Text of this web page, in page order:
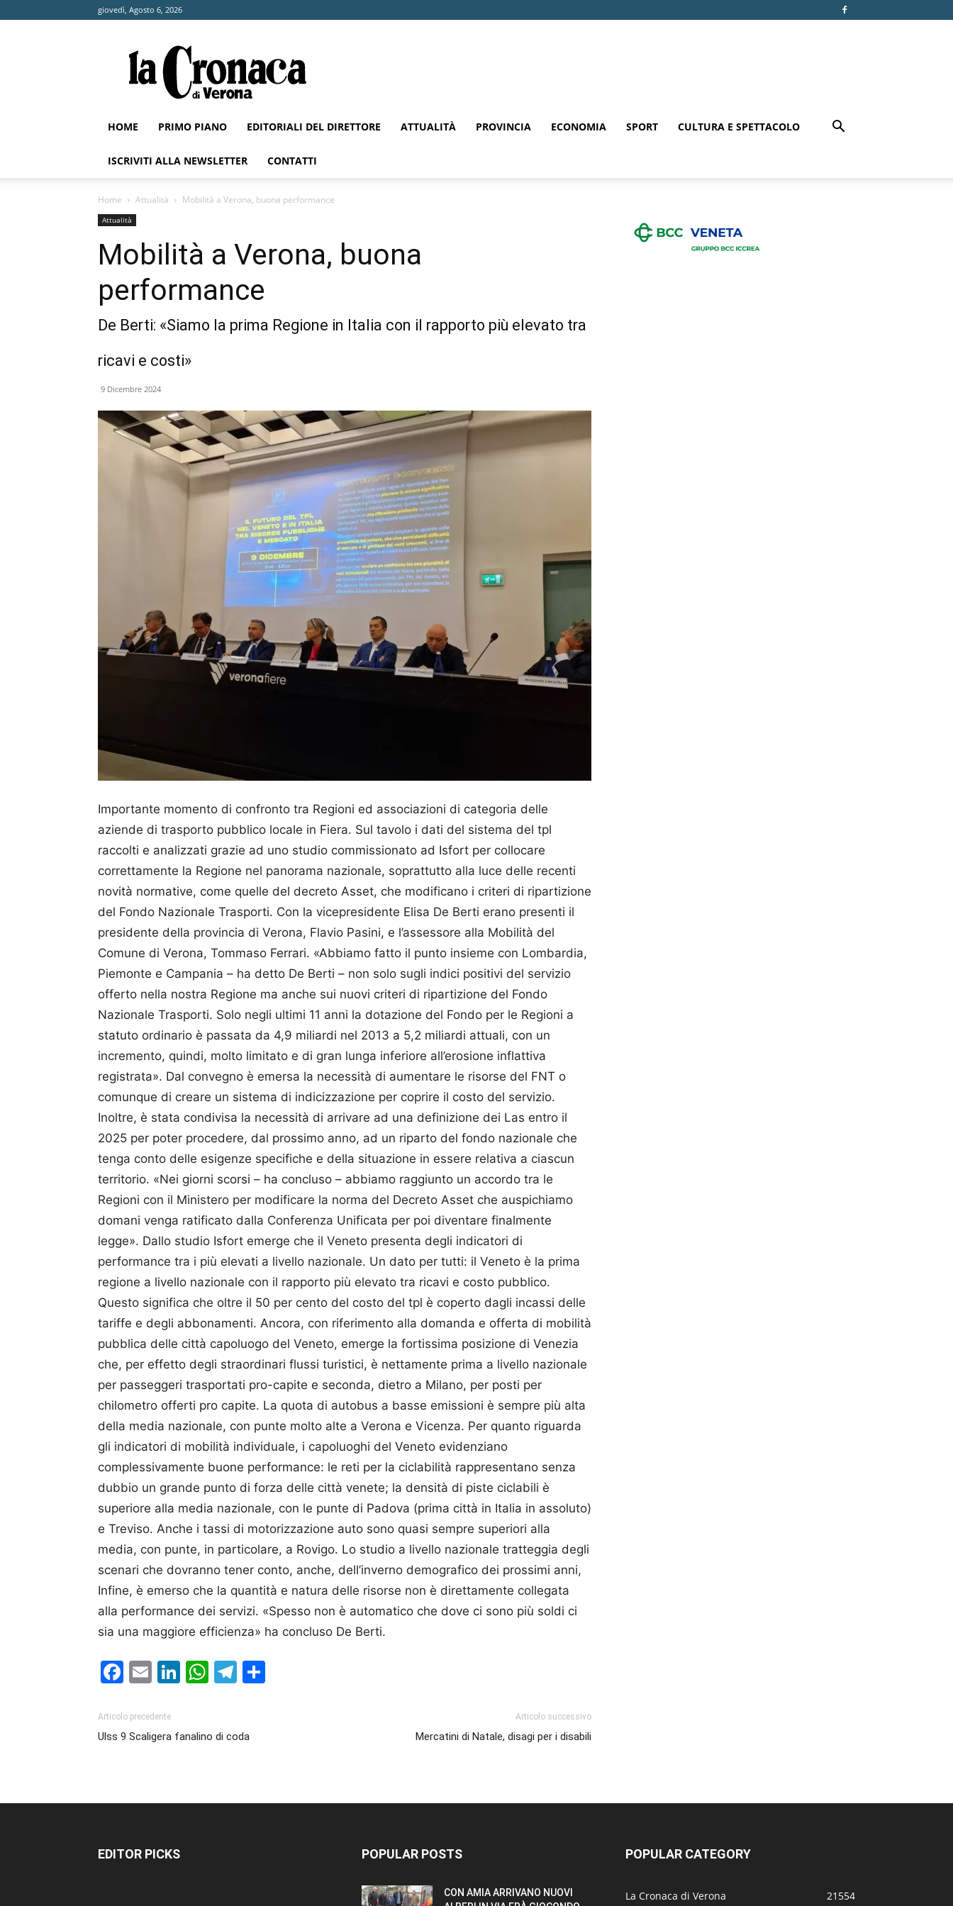
giovedì, Agosto 6, 2026
Cronaca
di
Verona
HOME PRIMO PIANO EDITORIALI DEL DIRETTORE ATTUALITÀ PROVINCIA ECONOMIA SPORT CULTURA E SPETTACOLO
ISCRIVITI ALLA NEWSLETTER CONTATTI
Home Attualità Mobilità a Verona, buona performance
Attualità
Mobilità a Verona, buona
performance
De Berti: «Siamo la prima Regione in Italia con il rapporto più elevato tra
ricavi e costi»
9 Dicembre 2024
Importante momento di confronto tra Regioni ed associazioni di categoria delle
aziende di trasporto pubblico locale in Fiera. Sul tavolo i dati del sistema del tpl
raccolti e analizzati grazie ad uno studio commissionato ad Isfort per collocare
correttamente la Regione nel panorama nazionale, soprattutto alla luce delle recenti
novità normative, come quelle del decreto Asset, che modificano i criteri di ripartizione
del Fondo Nazionale Trasporti. Con la vicepresidente Elisa De Berti erano presenti il
presidente della provincia di Verona, Flavio Pasini, e l’assessore alla Mobilità del
Comune di Verona, Tommaso Ferrari. «Abbiamo fatto il punto insieme con Lombardia,
Piemonte e Campania – ha detto De Berti – non solo sugli indici positivi del servizio
offerto nella nostra Regione ma anche sui nuovi criteri di ripartizione del Fondo
Nazionale Trasporti. Solo negli ultimi 11 anni la dotazione del Fondo per le Regioni a
statuto ordinario è passata da 4,9 miliardi nel 2013 a 5,2 miliardi attuali, con un
incremento, quindi, molto limitato e di gran lunga inferiore all’erosione inflattiva
registrata». Dal convegno è emersa la necessità di aumentare le risorse del FNT o
comunque di creare un sistema di indicizzazione per coprire il costo del servizio.
Inoltre, è stata condivisa la necessità di arrivare ad una definizione dei Las entro il
2025 per poter procedere, dal prossimo anno, ad un riparto del fondo nazionale che
tenga conto delle esigenze specifiche e della situazione in essere relativa a ciascun
territorio. «Nei giorni scorsi – ha concluso – abbiamo raggiunto un accordo tra le
Regioni con il Ministero per modificare la norma del Decreto Asset che auspichiamo
domani venga ratificato dalla Conferenza Unificata per poi diventare finalmente
legge». Dallo studio Isfort emerge che il Veneto presenta degli indicatori di
performance tra i più elevati a livello nazionale. Un dato per tutti: il Veneto è la prima
regione a livello nazionale con il rapporto più elevato tra ricavi e costo pubblico.
Questo significa che oltre il 50 per cento del costo del tpl è coperto dagli incassi delle
tariffe e degli abbonamenti. Ancora, con riferimento alla domanda e offerta di mobilità
pubblica delle città capoluogo del Veneto, emerge la fortissima posizione di Venezia
che, per effetto degli straordinari flussi turistici, è nettamente prima a livello nazionale
per passeggeri trasportati pro-capite e seconda, dietro a Milano, per posti per
chilometro offerti pro capite. La quota di autobus a basse emissioni è sempre più alta
della media nazionale, con punte molto alte a Verona e Vicenza. Per quanto riguarda
gli indicatori di mobilità individuale, i capoluoghi del Veneto evidenziano
complessivamente buone performance: le reti per la ciclabilità rappresentano senza
dubbio un grande punto di forza delle città venete; la densità di piste ciclabili è
superiore alla media nazionale, con le punte di Padova (prima città in Italia in assoluto)
e Treviso. Anche i tassi di motorizzazione auto sono quasi sempre superiori alla
media, con punte, in particolare, a Rovigo. Lo studio a livello nazionale tratteggia degli
scenari che dovranno tener conto, anche, dell’inverno demografico dei prossimi anni,
Infine, è emerso che la quantità e natura delle risorse non è direttamente collegata
alla performance dei servizi. «Spesso non è automatico che dove ci sono più soldi ci
sia una maggiore efficienza» ha concluso De Berti.
Facebook
EmailLinkedIn
WhatsApp
Telegram
Articolo precedente
Ulss 9 Scaligera fanalino di coda
Articolo successivo
Mercatini di Natale, disagi per i disabili
EDITOR PICKS POPULAR POSTS
CON AMIA ARRIVANO NUOVI
POPULAR CATEGORY
La Cronaca di Verona 21554